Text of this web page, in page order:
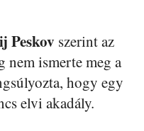
Peskov szerint az
nem ismerte meg a
hogy egy
elvi akadály.